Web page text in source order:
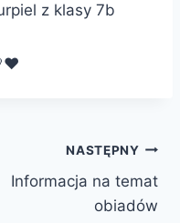
z klasy 7b
NASTĘPNY
Informacja na temat
obiadów